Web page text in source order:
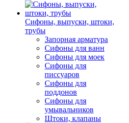
Сифоны, выпуски, штоки,
трубы
Запорная арматура
Сифоны для ванн
Сифоны для моек
Сифоны для
писсуаров
Сифоны для
поддонов
Сифоны для
умывальников
Штоки, клапаны